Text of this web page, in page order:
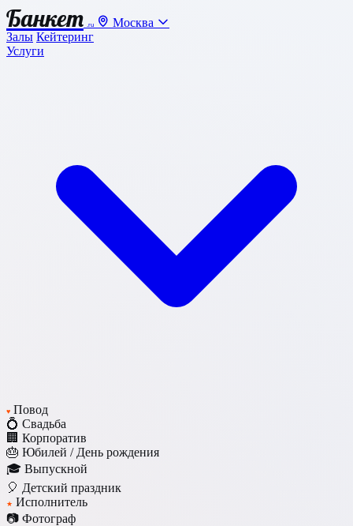
Банкет .ru
Москва
Залы Кейтеринг
Услуги
♥ Повод
💍 Свадьба
🏢 Корпоратив
🎂 Юбилей / День рождения
🎓 Выпускной
🎈 Детский праздник
★ Исполнитель
📷 Фотограф